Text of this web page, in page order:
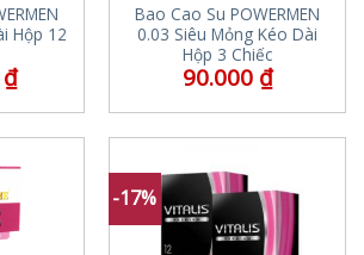
Hộp 12
₫
Bao Cao Su POWERMEN
0.03 Siêu Mỏng Kéo Dài
Hộp 3 Chiếc
90.000 ₫
-17%